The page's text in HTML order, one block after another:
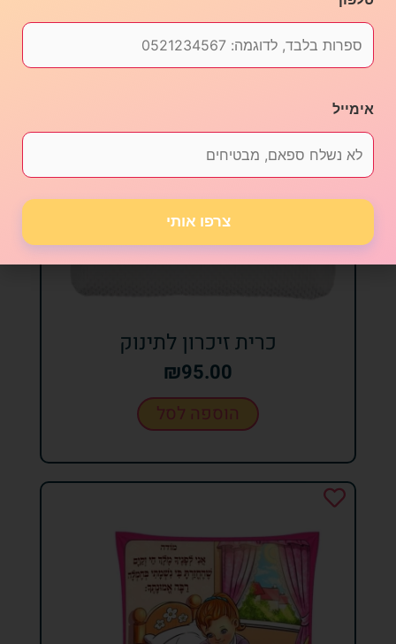
כרית זיכרון לתינוק
₪95.00
הוספה לסל
אימייל
צרפו אותי